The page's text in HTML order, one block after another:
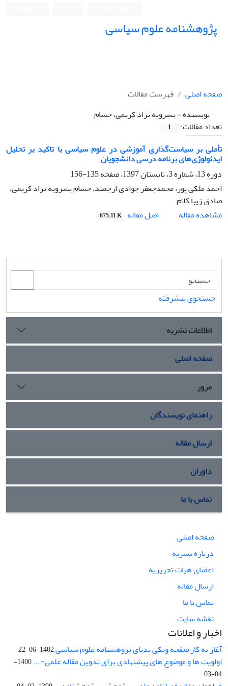
پژوهشنامه علوم سیاسی
صفحه اصلی
فهرست مقالات
نویسنده =بشرویه نژاد کریمی، حسام
تعداد مقالات:
1
تأملی بر سیاست‌گذاری آموزشی در علوم سیاسی با تاکید بر تحلیل
ایدئولوژی‌های برنامه درسی دانشجویان
دوره 13، شماره 3، تابستان 1397، صفحه
135-156
احمد ملکی پور، محمدجعفر جوادی ارجمند، حسام بشرویه نژاد کریمی،
صادق زیبا کلام
مشاهده مقاله
اصل مقاله 675.11 K
جستجوی پیشرفته
اطلاعات نشریه
صفحه اصلی
مرور
راهنمای نویسندگان
ارسال مقاله
داوران
تماس با ما
صفحه اصلی
درباره نشریه
اعضای هیات تحریریه
ارسال مقاله
تماس با ما
نقشه سایت
اخبار و اعلانات
آغاز به کار صفحه ویکی پدیای پژوهشنامه علوم سیاسی1402-06-22
اولویت ها و موضوع های پیشنهادی برای تدوین مقاله علمی- ...
1400-
04-03